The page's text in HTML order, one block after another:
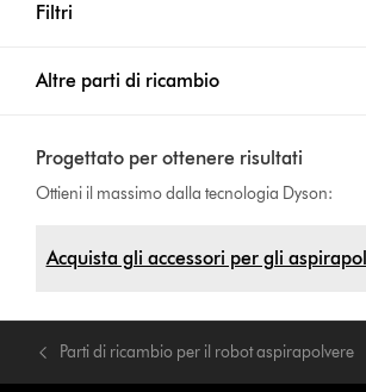
Filtri
Altre parti di ricambio
Progettato per ottenere risultati
Ottieni il massimo dalla tecnologia Dyson:
Acquista gli accessori per gli
Parti di ricambio per il robot aspirapolvere